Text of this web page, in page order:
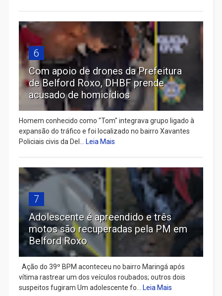
6
Com apoio de drones da Prefeitura
de Belford Roxo, DHBF prende
acusado de homicídios
Homem conhecido como "Tom" integrava grupo ligado à
expansão do tráfico e foi localizado no bairro Xavantes
Policiais civis da Del... Leia Mais
7
Adolescente é apreendido e três
motos são recuperadas pela PM em
Belford Roxo
Ação do 39º BPM aconteceu no bairro Maringá após
vítima rastrear um dos veículos roubados; outros dois
suspeitos fugiram Um adolescente fo... Leia Mais